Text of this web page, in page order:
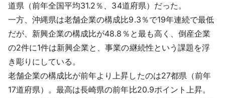
道県（前年全国平均31.2％、34道府県）だった。
一方、沖縄県は老舗企業の構成比9.3％で19年連続で最低
だが、新興企業の構成比が48.8％と最も高く、倒産企業
の2件に1件は新興企業と、事業の継続性という課題を浮
き彫りにしている。
老舗企業の構成比が前年より上昇したのは27都県（前年
17道府県）。最高は長崎県の前年比20.9ポイント上昇。